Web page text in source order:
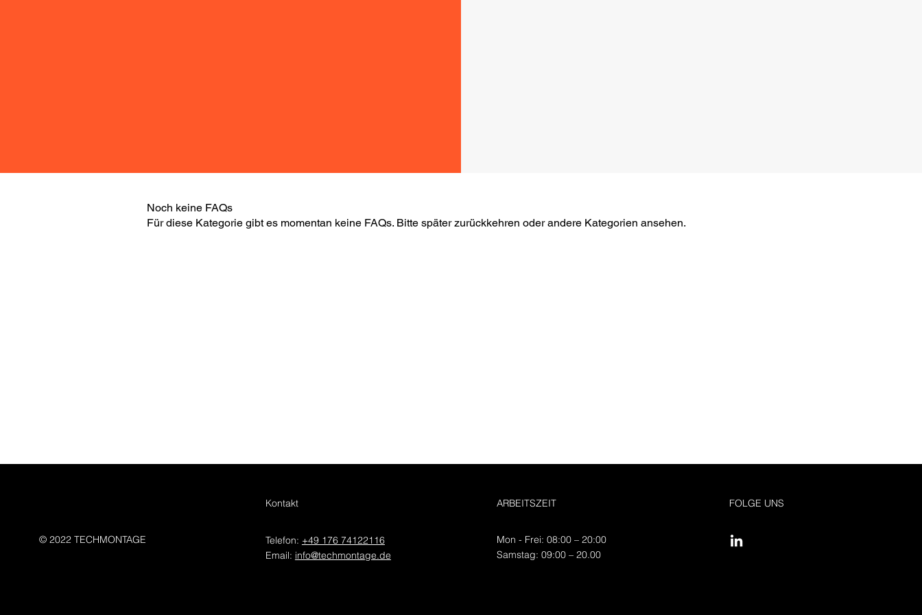
Noch keine FAQs
Für diese Kategorie gibt es momentan keine FAQs. Bitte später zurückkehren oder andere Kategorien ansehen.
© 2022 TECHMONTAGE
Kontakt
Telefon: +49 176 74122116
Email: info@techmontage.de
ARBEITSZEIT
Mon - Frei: 08:00 – 20:00
​​Samstag: 09:00 – 20.00
FOLGE UNS